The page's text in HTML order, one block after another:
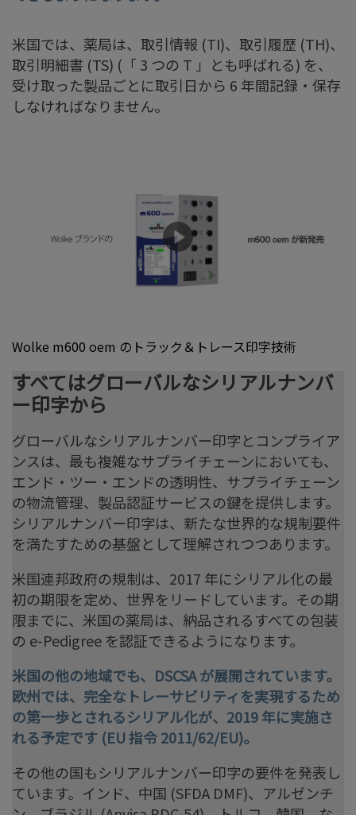
米国では、薬局は、取引情報 (TI)、取引履歴 (TH)、
取引明細書 (TS) (「 3 つの T 」とも呼ばれる) を、
受け取った製品ごとに取引日から 6 年間記録・保存
しなければなりません。
Wolke m600 oem のトラック＆トレース印字技術
すべてはグローバルなシリアルナンバ
ー印字から
グローバルなシリアルナンバー印字とコンプライア
ンスは、最も複雑なサプライチェーンにおいても、
エンド・ツー・エンドの透明性、サプライチェーン
の物流管理、製品認証サービスの鍵を提供します。
シリアルナンバー印字は、新たな世界的な規制要件
を満たすための基盤として理解されつつあります。
米国連邦政府の規制は、2017 年にシリアル化の最
初の期限を定め、世界をリードしています。その期
限までに、米国の薬局は、納品されるすべての包装
の e-Pedigree を認証できるようになります。
米国の他の地域でも、DSCSA が展開されています。
欧州では、完全なトレーサビリティを実現するため
の第一歩とされるシリアル化が、2019 年に実施さ
れる予定です (EU 指令 2011/62/EU)。
その他の国もシリアルナンバー印字の要件を発表し
ています。インド、中国 (SFDA DMF)、アルゼンチ